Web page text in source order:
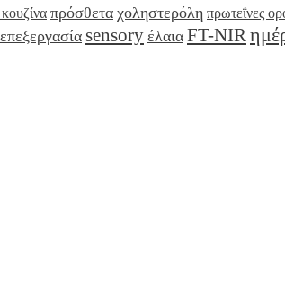
πρόσθετα χοληστερόλη πρωτεΐνες
sensory έλαια FT-NIR